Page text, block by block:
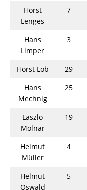
Horst
Lenges
7
Hans
Limper
3
Horst Löb 29
Hans
Mechnig
25
Laszlo
Molnar
19
Helmut
Müller
4
Helmut
Oswald
5